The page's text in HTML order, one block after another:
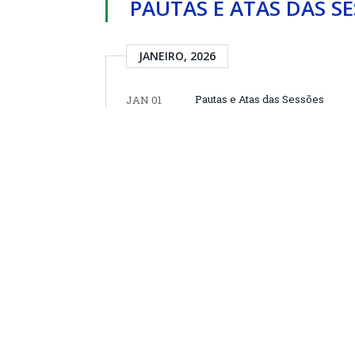
PAUTAS E ATAS DAS
JANEIRO, 2026
JAN 01 Pautas e Atas das Sessões